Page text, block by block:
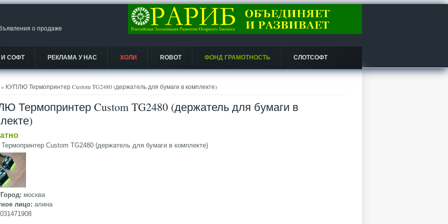
о продаже
СОФТ РЕКЛАМА У НАС ХОЛИ ROBOT ФОНД ГРАМОТНОСТЬ СЛОТСОФТ
» КУПЛЮ Термопринтер Custom TG2480 (держатель для бумаги в комплекте)
Термопринтер Custom TG2480 (держатель для бумаги в
Custom TG2480 (держатель для бумаги в комплекте)
москва
лицо:алина